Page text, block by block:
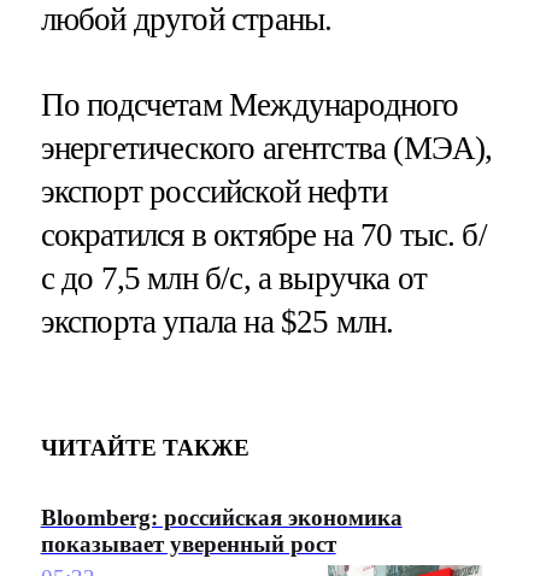
любой другой страны.
По подсчетам Международного
энергетического агентства (МЭА),
экспорт российской нефти
сократился в октябре на 70 тыс. б/
с до 7,5 млн б/с, а выручка от
экспорта упала на $25 млн.
ЧИТАЙТЕ ТАКЖЕ
Bloomberg: российская экономика
показывает уверенный рост